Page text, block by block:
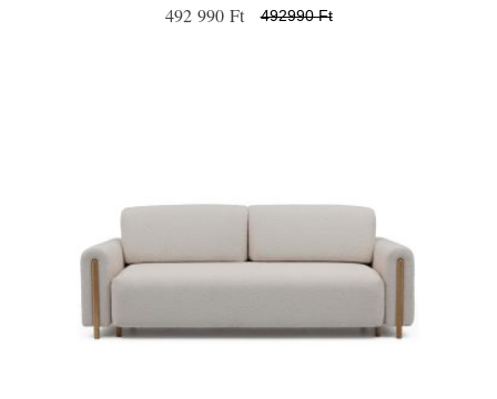
492 990 Ft 492990 Ft